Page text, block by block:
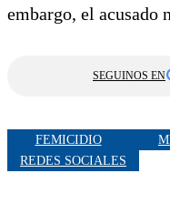
embargo, el acusado
SEGUINOS EN
FEMICIDIO
REDES SOCIALES